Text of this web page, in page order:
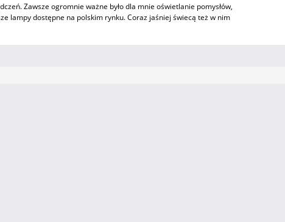
Zawsze ogromnie ważne było dla mnie oświetlanie pomysłów,
lampy dostępne na polskim rynku. Coraz jaśniej świecą też w nim